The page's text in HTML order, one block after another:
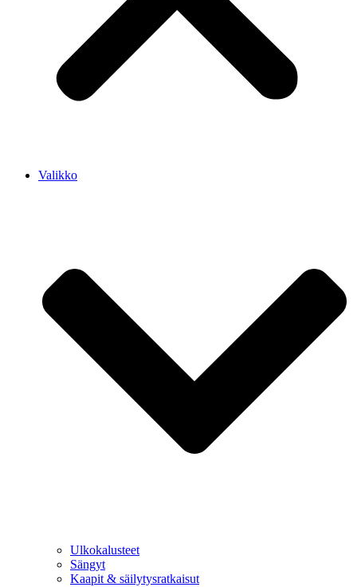
Valikko
Ulkokalusteet
Sängyt
Kaapit & säilytysratkaisut